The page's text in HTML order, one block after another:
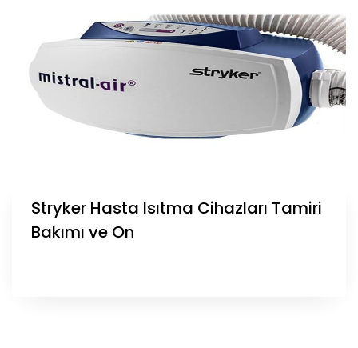
Stryker Hasta Isıtma Cihazları Tamiri
Bakımı ve On